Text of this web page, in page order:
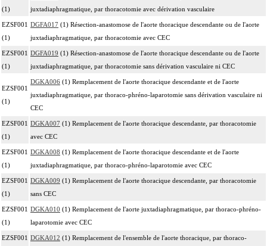
(1)
juxtadiaphragmatique, par thoracotomie avec dérivation vasculaire
EZSF001
(1)
DGFA017 (1) Résection-anastomose de l'aorte thoracique descendante ou de l'aorte
juxtadiaphragmatique, par thoracotomie avec CEC
EZSF001
(1)
DGFA019 (1) Résection-anastomose de l'aorte thoracique descendante ou de l'aorte
juxtadiaphragmatique, par thoracotomie sans dérivation vasculaire ni CEC
EZSF001
(1)
DGKA006 (1) Remplacement de l'aorte thoracique descendante et de l'aorte
juxtadiaphragmatique, par thoraco-phréno-laparotomie sans dérivation vasculaire ni
CEC
EZSF001
(1)
DGKA007 (1) Remplacement de l'aorte thoracique descendante, par thoracotomie
avec CEC
EZSF001
(1)
DGKA008 (1) Remplacement de l'aorte thoracique descendante et de l'aorte
juxtadiaphragmatique, par thoraco-phréno-laparotomie avec CEC
EZSF001
(1)
DGKA009 (1) Remplacement de l'aorte thoracique descendante, par thoracotomie
sans CEC
EZSF001
(1)
DGKA010 (1) Remplacement de l'aorte juxtadiaphragmatique, par thoraco-phréno-
laparotomie avec CEC
EZSF001 DGKA012 (1) Remplacement de l'ensemble de l'aorte thoracique, par thoraco-